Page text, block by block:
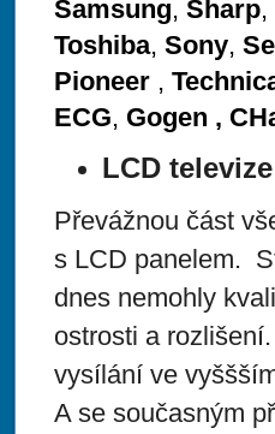
Samsung, Sharp,
Toshiba, Sony,
Pioneer ,
ECG, Gogen ,
LCD
Převážnou část
s LCD panelem.
dnes nemohly
ostrosti a
vysílání ve
A se současným